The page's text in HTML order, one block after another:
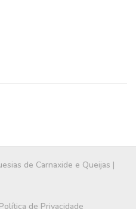
de Carnaxide e Queijas |
Política de Privacidade